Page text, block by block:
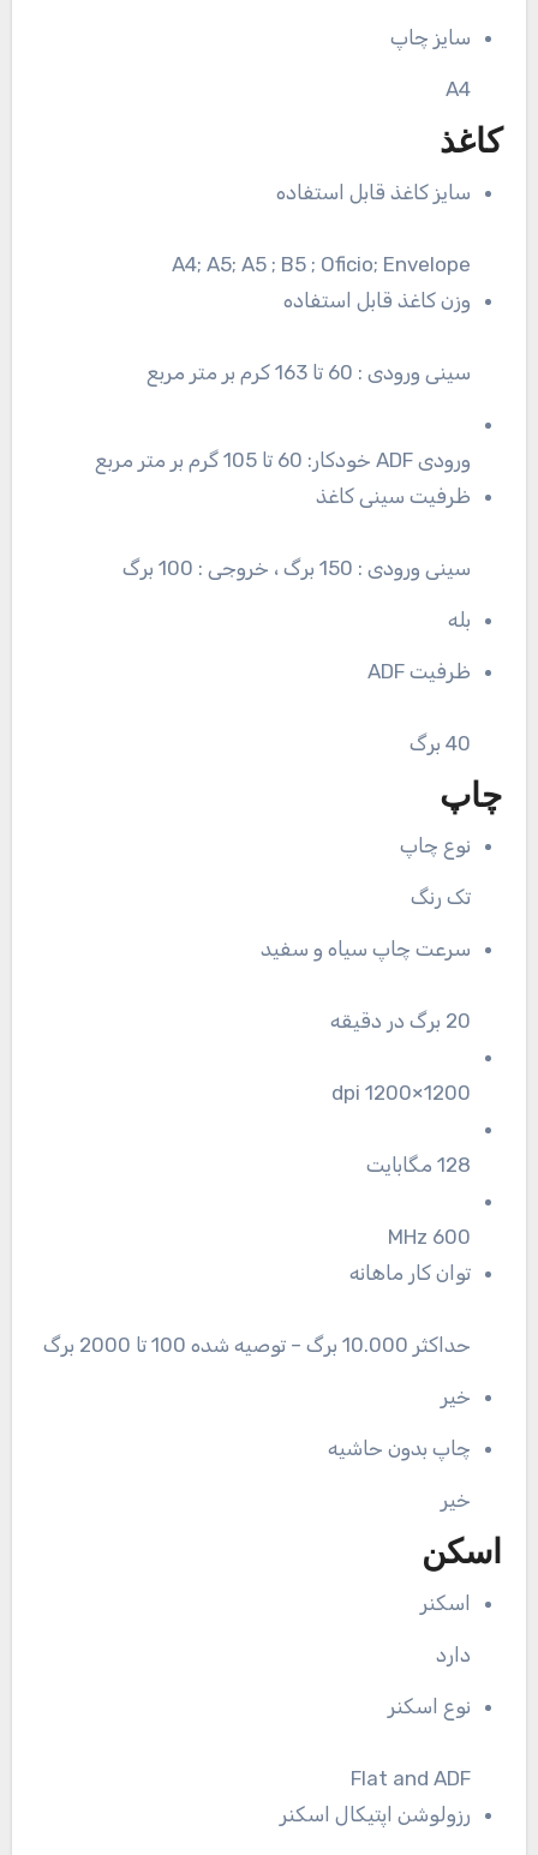
سایز چاپ
A4
کاغذ
سایز کاغذ قابل استفاده
A4; A5; A5 ; B5 ; Oficio; Envelope
وزن کاغذ قابل استفاده
سینی ورودی : 60 تا 163 کرم بر متر مربع
ورودی ADF خودکار: 60 تا 105 گرم بر متر مربع
ظرفیت سینی کاغذ
سینی ورودی : 150 برگ ، خروجی : 100 برگ
بله
ظرفیت ADF
40 برگ
چاپ
نوع چاپ
تک رنگ
سرعت چاپ سیاه و سفید
20 برگ در دقیقه
1200×1200 dpi
128 مگابایت
600 MHz
توان کار ماهانه
حداکثر 10.000 برگ – توصیه شده 100 تا 2000 برگ
خیر
چاپ بدون حاشیه
خیر
اسکن
اسکنر
دارد
نوع اسکنر
Flat and ADF
رزولوشن اپتیکال اسکنر